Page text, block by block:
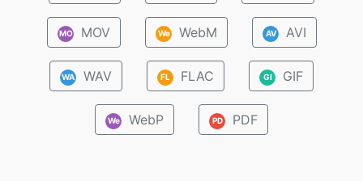
MO MOV We WebM AV AVI
WA WAV FL FLAC GI GIF
We WebP PD PDF